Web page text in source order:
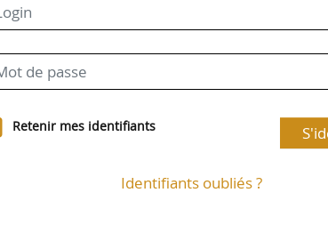
Retenir mes identifiants
Identifiants oubliés ?